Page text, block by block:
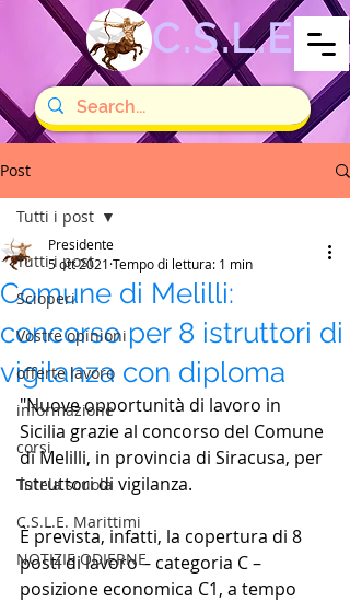
C.S.L.E
Post
Tutti i post
Scioperi
Vostre opinioni
offerte lavoro
informazione
corsi
Tutela scuola
C.S.L.E. Marittimi
NOTIZIE ODIERNE
Tutti i post
Comune di Melilli:
concorso per 8 istruttori di
vigilanza con diploma
Presidente
5 ott 2021 Tempo di lettura: 1 min
"Nuove opportunità di lavoro in
Sicilia grazie al concorso del Comune
di Melilli, in provincia di Siracusa, per
istruttori di vigilanza.
È prevista, infatti, la copertura di 8
posti di lavoro – categoria C –
posizione economica C1, a tempo